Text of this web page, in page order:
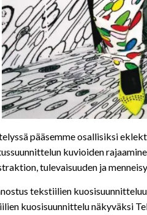
pääsemme osallisiksi
kuvioiden
tulevaisuuden ja
tekstiilien
kuosisuunnittelu näkyväksi